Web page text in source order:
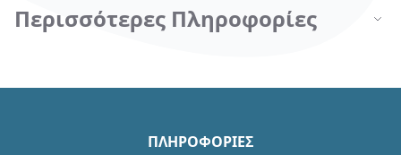
Περισσότερες Πληροφορίες
ΠΛΗΡΟΦΟΡΙΕΣ